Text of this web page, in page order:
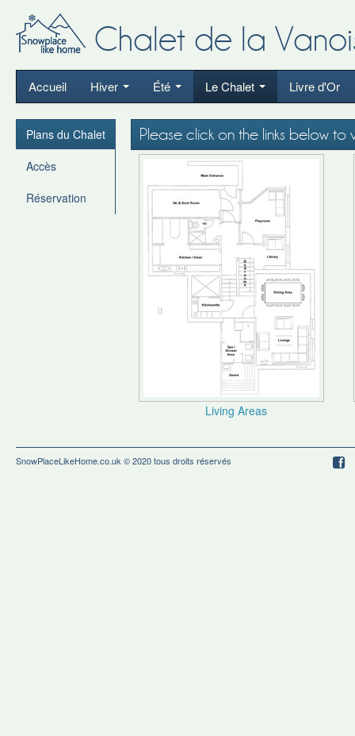
Chalet de la
Accueil Hiver Été Le Chalet Livre d'Or
Plans du Chalet
Accès
Réservation
Please click on the links below
Living Areas
SnowPlaceLikeHome.co.uk © 2020 tous droits réservés